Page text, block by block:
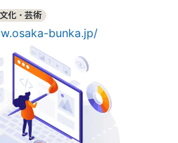
文化・芸術
bunka.jp/